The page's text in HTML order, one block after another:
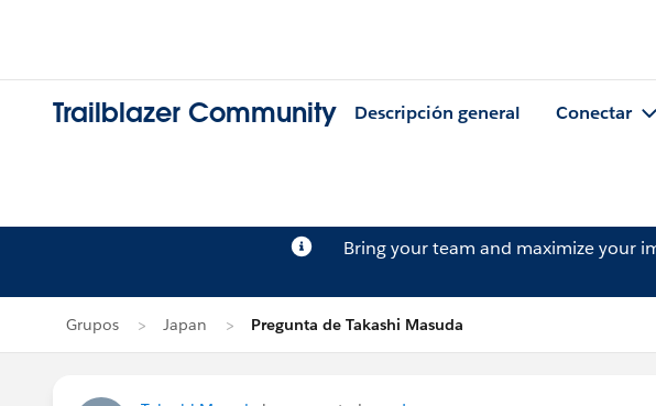
Trailblazer Community Descripción general Conectar
Bring your team and maximize your
Grupos Japan Pregunta de Takashi Masuda